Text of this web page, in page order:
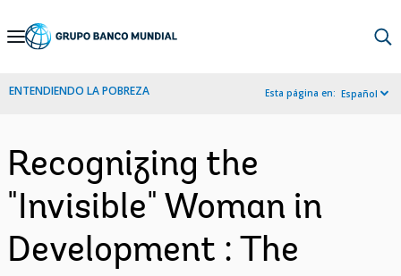
Skip
Navigation
ENTENDIENDO LA POBREZA Esta página en: Español
Recognizing the
"Invisible" Woman in
Development : The